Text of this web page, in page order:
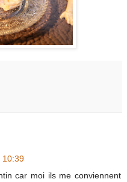
10:39
car moi ils me conviennent